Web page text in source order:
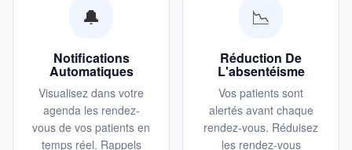
🔔
Notifications
Automatiques
Visualisez dans votre
agenda les rendez-
vous de vos patients en
temps réel. Rappels
📉
Réduction De
L'absentéisme
Vos patients sont
alertés avant chaque
rendez-vous. Réduisez
les rendez-vous